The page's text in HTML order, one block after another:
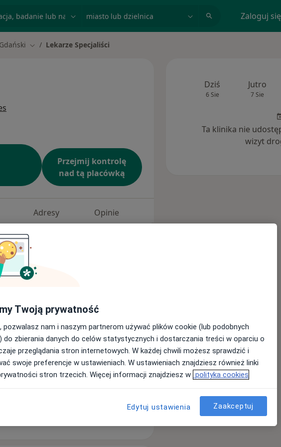
Zaloguj się
Zmień miasto
Lekarze Specjaliści
Przejmij kontrolę
nad tą placówką
Adresy Opinie
Szukaj innej specjalizacji
przy ulicy Raciborskiej 1A. Jest to
Rotomankę do Straszyna w
Polskiego,
litery U za Technikum
nie ma schodów, więc są
Dziś
6 Sie
Jutro
7 Sie
Ta klinika nie
wizyt
Twoją prywatność
pozwalasz nam i naszym partnerom używać plików cookie (lub podobnych
do zbierania danych do celów statystycznych i dostarczania treści w oparciu o
przeglądania stron internetowych. W każdej chwili możesz sprawdzić i
swoje preferencje w ustawieniach. W ustawieniach znajdziesz również linki
stron trzecich. Więcej informacji znajdziesz w polityka cookies
Edytuj ustawienia Zaakceptuj